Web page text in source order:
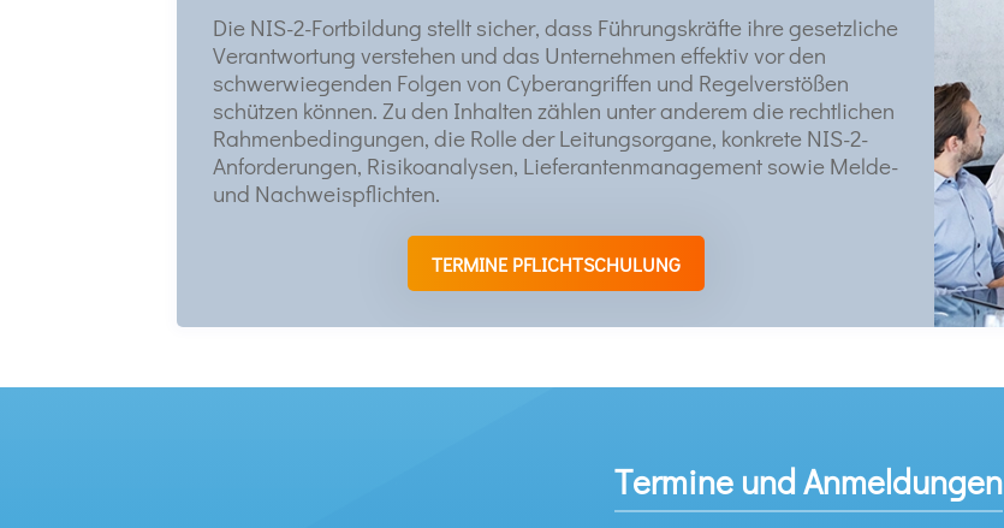
Die NIS-2-Fortbildung stellt sicher, dass Führungskräfte ihre gesetzliche
Verantwortung verstehen und das Unternehmen effektiv vor den
schwerwiegenden Folgen von Cyberangriffen und Regelverstößen
schützen können. Zu den Inhalten zählen unter anderem die rechtlichen
Rahmenbedingungen, die Rolle der Leitungsorgane, konkrete NIS-2-
Anforderungen, Risikoanalysen, Lieferantenmanagement sowie Melde-
und Nachweispflichten.
TERMINE PFLICHTSCHULUNG
Termine und Anmeldungen